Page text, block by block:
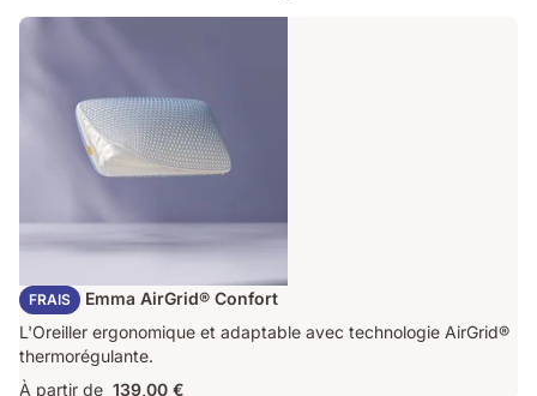
FRAIS
Oreiller Emma AirGrid® Confort
L'Oreiller ergonomique et adaptable avec technologie AirGrid®
thermorégulante.
À partir de 139,00 €